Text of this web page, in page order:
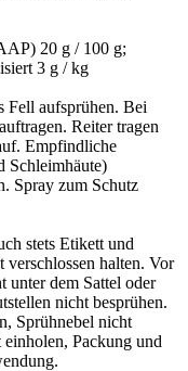
20 g / 100 g;
3 g / kg
Fell aufsprühen. Bei
Reiter tragen
Empfindliche
Schleimhäute)
Spray zum Schutz
stets Etikett und
halten. Vor
unter dem Sattel oder
nicht besprühen.
Sprühnebel nicht
Packung und